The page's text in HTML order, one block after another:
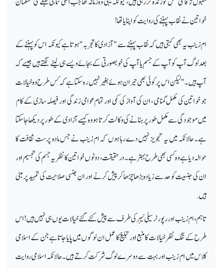
خواتین نے نقاب پہننے کی روایت کو اپنایا تھا!
ام زینب یہ بھی کہتی ہیں کہ نقاب پہننے سے "آزادی کا تجربہ" ہوتا ہے کیونکہ اس کو پہننے کے
بعد لوگ آپ کو آپ کے جسم یا آپ کی خوبصورتی کے بجائے ویسے ہی لینے لگتے ہیں جیسے کہ
آپ ہیں۔" لیکن اس پر کوئی بھی حیران ہوئے بغیر نہیں رہ سکتا ہے کہ کس طرح وہ خیالات
جو خواتین کی مکمل گمنامی ، ان کی آواز کی کمی اور تمام عوامی زندگی اور فیصلہ سازی کے کام
میں موجودگی سے مکمل طور پر ہٹانے کی وکالت کرتا ہو وہ کیسے آزادی کے طور پر دیکھا جاسکتا
ہے۔ حالانکہ میں یہ تجویز نہیں دے رہا ہوں کہ ام زینب نے جس مادہ پرست ثقافت کا
حوالہ دیا ہے وہ کسی بھی طرح بہتر ہے۔ درحقیقت، دونوں خواتین کا نظریہ جسم کی تجسیم اور
ان کی جنسیت کو حد سے زیادہ بڑھا چڑھا کر پیش کرنے اور ان جنسی صلاحیت کی تمہید پر مبنی
ہیں.
تاہم، ام زینب اور رپورٹر سیلی نیبر کی طرف سے پیش کئے گئے خیالات یوں ہی نہیں ہیں! اس
طرح کے تنگ نظر خیالات کا منبع اور تبلیغ کا عمل ان لوگوں میں پایا جاتا ہے جن کے اسلامی
کلاس میں ام زینب اور بہت سے دوسرے لوگ شرکت کرتے ہیں۔ حالانکہ اسلامی روایت